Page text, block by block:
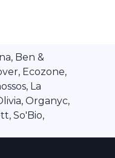
Ben &
Ecozone,
La
Organyc,
So'Bio,